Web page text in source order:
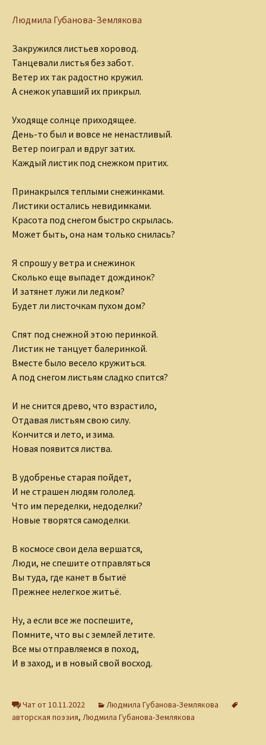
Людмила Губанова-Землякова
Закружился листьев хоровод.
Танцевали листья без забот.
Ветер их так радостно кружил.
А снежок упавший их прикрыл.
Уходяще солнце приходящее.
День-то был и вовсе не ненастливый.
Ветер поиграл и вдруг затих.
Каждый листик под снежком притих.
Принакрылся теплыми снежинками.
Листики остались невидимками.
Красота под снегом быстро скрылась.
Может быть, она нам только снилась?
Я спрошу у ветра и снежинок
Сколько еще выпадет дождинок?
И затянет лужи ли ледком?
Будет ли листочкам пухом дом?
Спят под снежной этою перинкой.
Листик не танцует балеринкой.
Вместе было весело кружиться.
А под снегом листьям сладко спится?
И не снится древо, что взрастило,
Отдавая листьям свою силу.
Кончится и лето, и зима.
Новая появится листва.
В удобренье старая пойдет,
И не страшен людям гололед.
Что им переделки, недоделки?
Новые творятся самоделки.
В космосе свои дела вершатся,
Люди, не спешите отправляться
Вы туда, где канет в бытиё
Прежнее нелегкое житьё.
Ну, а если все же поспешите,
Помните, что вы с землей летите.
Все мы отправляемся в поход,
И в заход, и в новый свой восход.
Чат от 10.11.2022
Людмила Губанова-Землякова
авторская поэзия, Людмила Губанова-Землякова